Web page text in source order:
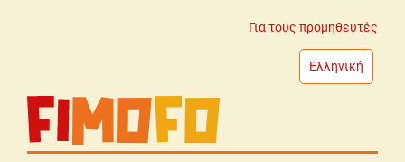
Για τους προμηθευτές
Ελληνική